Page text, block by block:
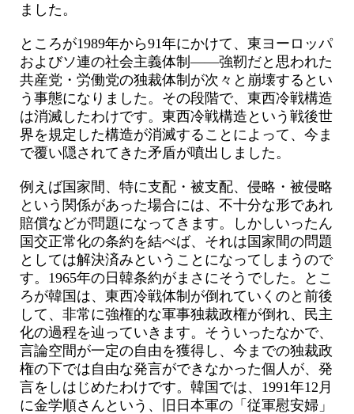
ました。
ところが1989年から91年にかけて、東ヨーロッパ
およびソ連の社会主義体制――強靭だと思われた
共産党・労働党の独裁体制が次々と崩壊するとい
う事態になりました。その段階で、東西冷戦構造
は消滅したわけです。東西冷戦構造という戦後世
界を規定した構造が消滅することによって、今ま
で覆い隠されてきた矛盾が噴出しました。
例えば国家間、特に支配・被支配、侵略・被侵略
という関係があった場合には、不十分な形であれ
賠償などが問題になってきます。しかしいったん
国交正常化の条約を結べば、それは国家間の問題
としては解決済みということになってしまうので
す。1965年の日韓条約がまさにそうでした。とこ
ろが韓国は、東西冷戦体制が倒れていくのと前後
して、非常に強権的な軍事独裁政権が倒れ、民主
化の過程を辿っていきます。そういったなかで、
言論空間が一定の自由を獲得し、今までの独裁政
権の下では自由な発言ができなかった個人が、発
言をしはじめたわけです。韓国では、1991年12月
に金学順さんという、旧日本軍の「従軍慰安婦」